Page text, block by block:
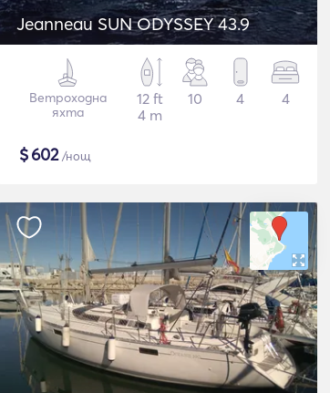
Jeanneau SUN ODYSSEY 43.9
Ветроходна
яхта
12 ft
4 m
10 4 4
$602/нощ